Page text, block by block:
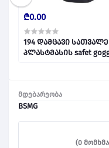
მდებარეობა
BSMG
(0
₾0.00
194 დამცავი სათვალე
პლასტმასის safet